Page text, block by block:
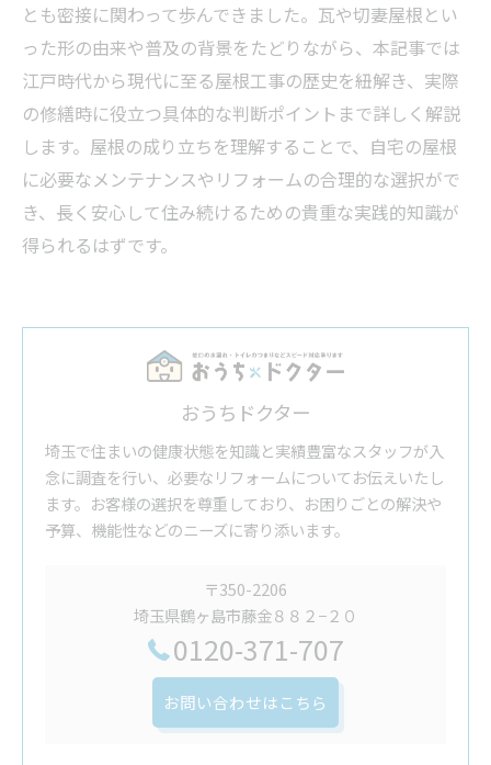
とも密接に関わって歩んできました。瓦や切妻屋根とい
った形の由来や普及の背景をたどりながら、本記事では
江戸時代から現代に至る屋根工事の歴史を紐解き、実際
の修繕時に役立つ具体的な判断ポイントまで詳しく解説
します。屋根の成り立ちを理解することで、自宅の屋根
に必要なメンテナンスやリフォームの合理的な選択がで
き、長く安心して住み続けるための貴重な実践的知識が
得られるはずです。
おうちドクター
埼玉で住まいの健康状態を知識と実績豊富なスタッフが入
念に調査を行い、必要なリフォームについてお伝えいたし
ます。お客様の選択を尊重しており、お困りごとの解決や
予算、機能性などのニーズに寄り添います。
〒350-2206
埼玉県鶴ヶ島市藤金８８２−２０
0120-371-707
お問い合わせはこちら